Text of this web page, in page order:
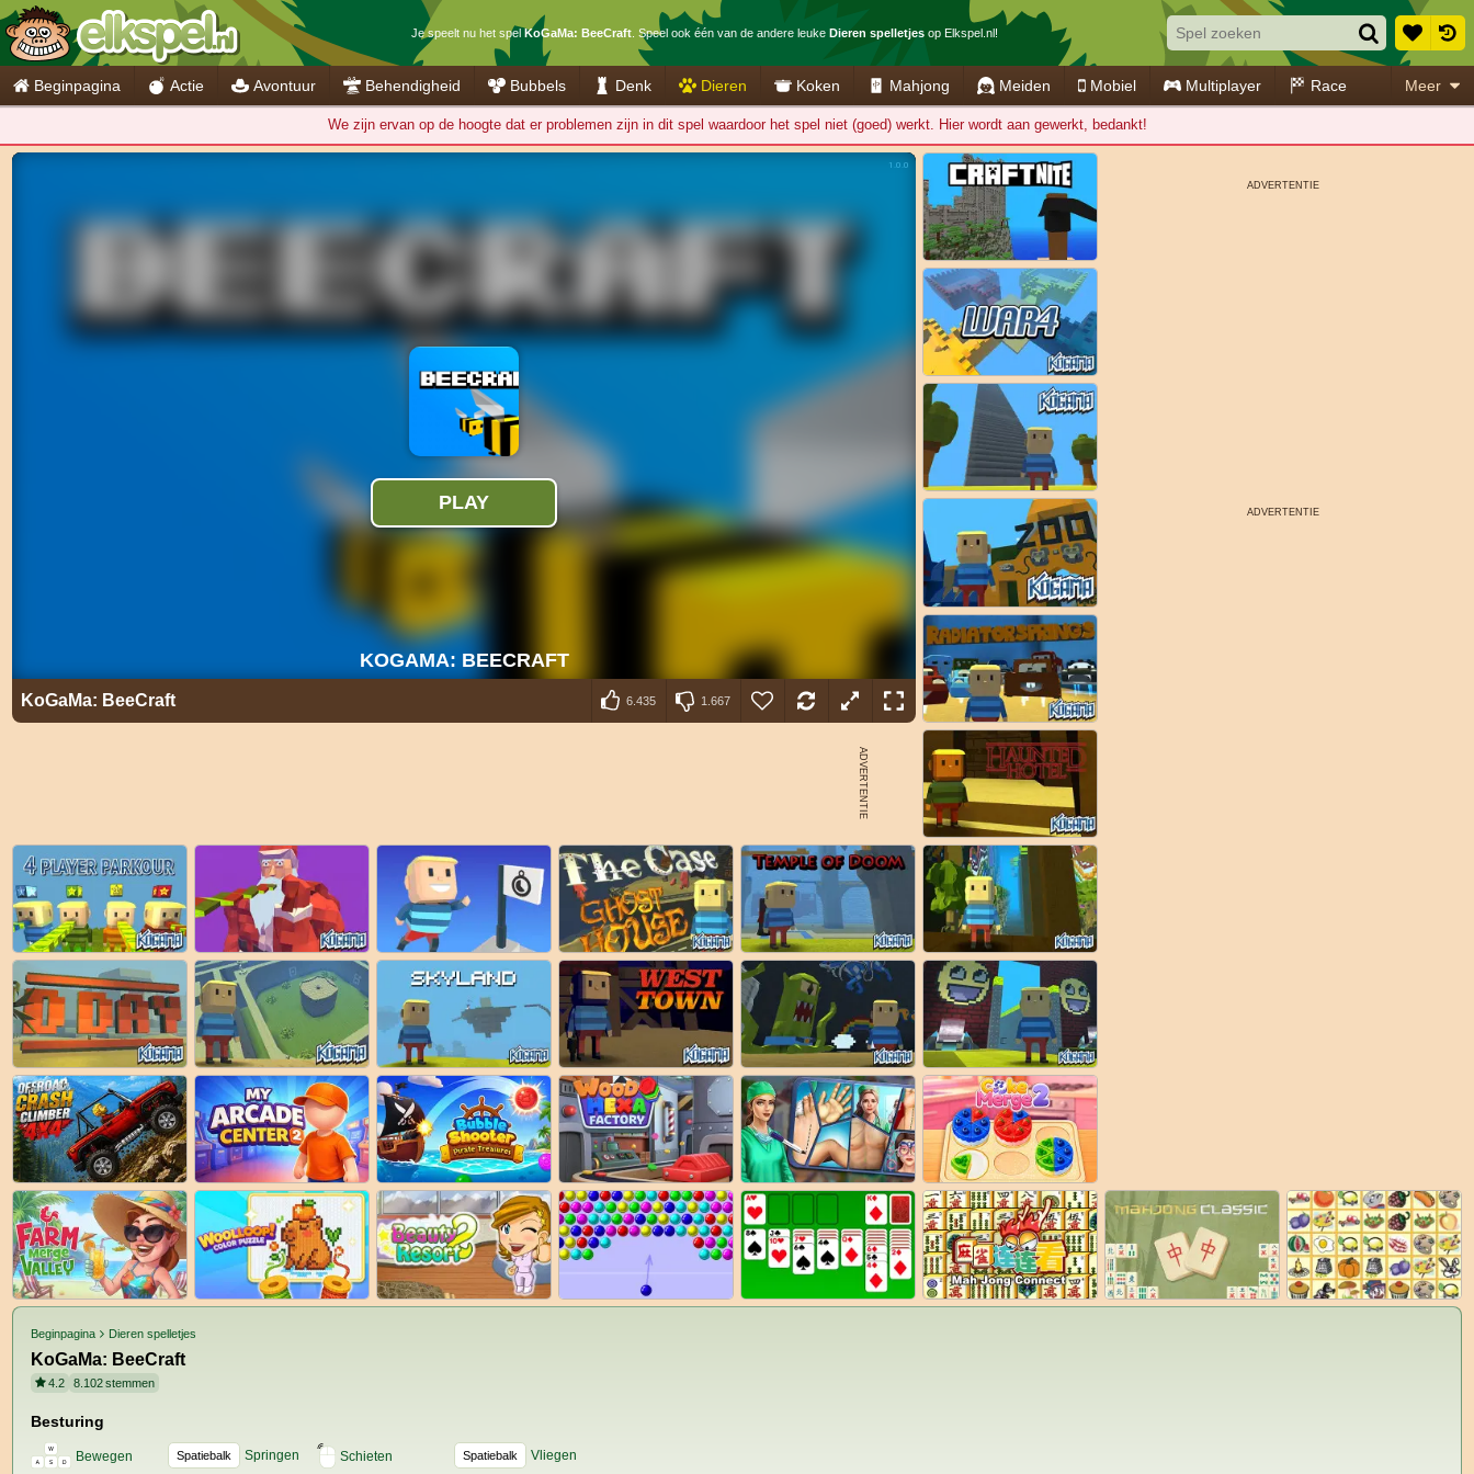
Je speelt nu het spelKoGaMa: BeeCraft . Speel ook één van de andere leuke Dieren spelletjes op Elkspel.nl!
Beginpagina Actie Avontuur Behendigheid Bubbels Denk Dieren Koken Mahjong Meiden Mobiel Multiplayer Race Meer
We zijn ervan op de hoogte dat er problemen zijn in dit spel waardoor het spel niet (goed) werkt. Hier wordt aan gewerkt, bedankt!
KoGaMa: BeeCraft 6.435 1.667
Beginpagina Dieren spelletjes
KoGaMa: BeeCraft
4.2 8.102stemmen
Besturing
Bewegen Spatiebalk Springen Schieten Spatiebalk Vliegen